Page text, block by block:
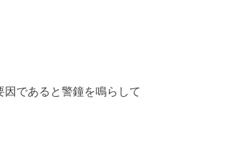
であると警鐘を鳴らして